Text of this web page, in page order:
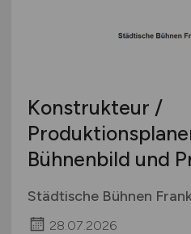
Konstrukteur /
Bühnenbild und
Städtische Bühnen
28.07.2026